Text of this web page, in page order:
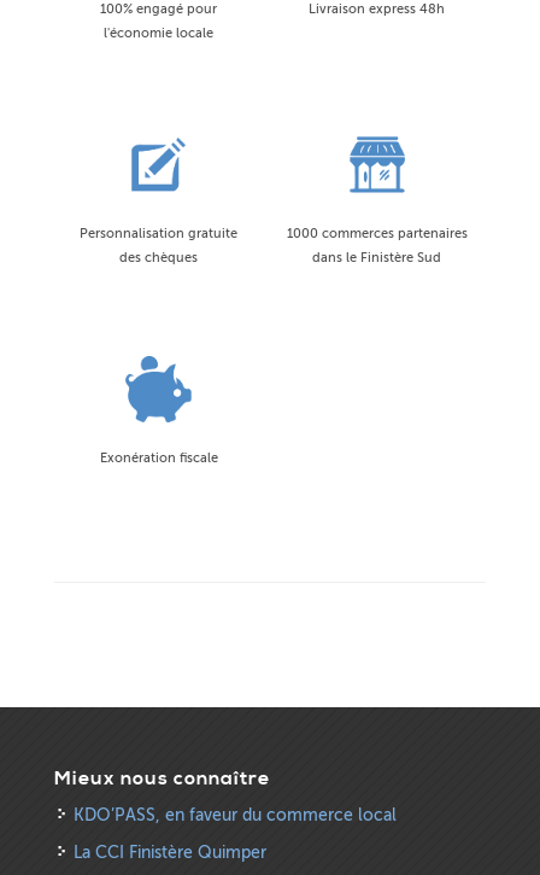
100% engagé pour
l'économie locale
Livraison express 48h
Personnalisation gratuite
des chèques
1000 commerces partenaires
dans le Finistère Sud
Exonération fiscale
Mieux nous connaître
KDO’PASS, en faveur du commerce local
La CCI Finistère Quimper